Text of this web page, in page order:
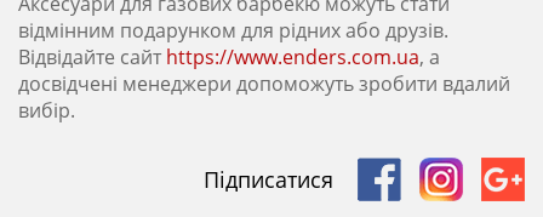
відмінним подарунком для рідних або друзів.
Відвідайте сайт https://www.enders.com.ua, а
досвідчені менеджери допоможуть зробити вдалий
вибір.
Підписатися